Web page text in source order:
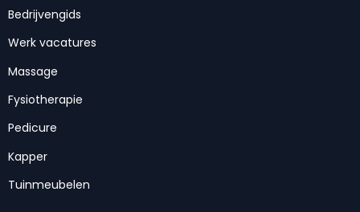
Bedrijvengids
Werk vacatures
Massage
Fysiotherapie
Pedicure
Kapper
Tuinmeubelen